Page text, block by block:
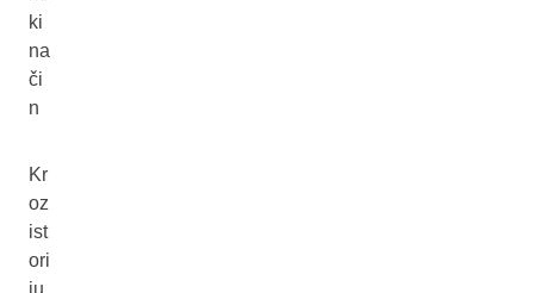
ki
na
či
n
Kr
oz
ist
ori
ju